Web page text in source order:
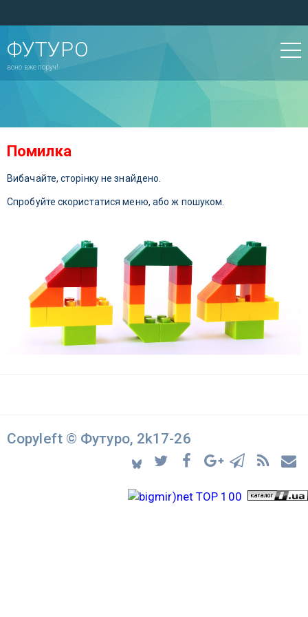
ФУТУРО
воно вже поруч!
Помилка
Вибачайте, сторінку не знайдено.
Спробуйте скористатися меню, або ж пошуком.
Copyleft © Футуро, 2k17-26